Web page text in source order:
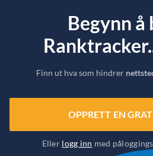
Begynn å
Finn ut hva som hindrer
OPPRETT EN
Eller logg inn med